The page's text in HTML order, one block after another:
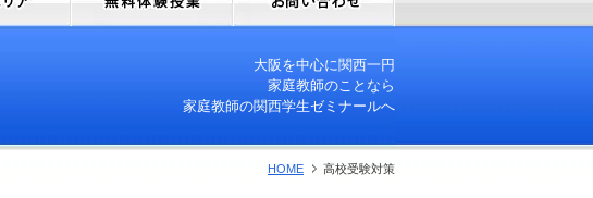
大阪を中心に関西一円
家庭教師のことなら
家庭教師の関西学生ゼミナールへ
HOME 高校受験対策